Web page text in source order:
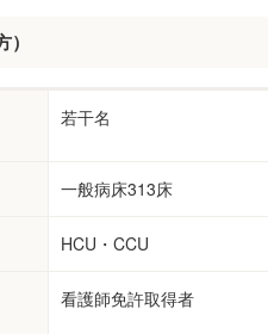
若干名
一般病床313床
HCU・CCU
看護師免許取得者